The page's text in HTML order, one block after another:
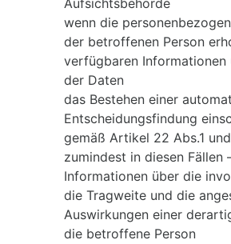
Aufsichtsbehörde
wenn die
der betroffenen Person
verfügbaren
der Daten
das Bestehen einer
Entscheidungsfindung
gemäß Artikel 22 Abs.1
zumindest in diesen
Informationen über die
die Tragweite und die
Auswirkungen einer
die betroffene Person